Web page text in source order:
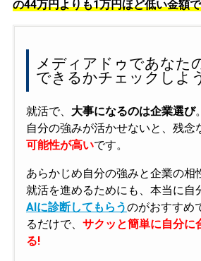
の44万円よりも1万円ほど低い金額
メディアドゥであなた
できるかチェックしよ
就活で、 大事になるのは企業選び。
自分の強みが活かせないと、残念
可能性が高いです。
あらかじめ自分の強みと企業の相
就活を進めるためにも、本当に自
AIに診断してもらうのがおすすめ
るだけで、 サクッと簡単に自分に
る!